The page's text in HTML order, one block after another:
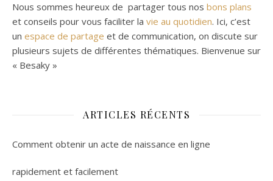
Nous sommes heureux de partager tous nos bons plans
et conseils pour vous faciliter la vie au quotidien. Ici, c’est
un espace de partage et de communication, on discute sur
plusieurs sujets de différentes thématiques. Bienvenue sur
« Besaky »
ARTICLES RÉCENTS
Comment obtenir un acte de naissance en ligne
rapidement et facilement